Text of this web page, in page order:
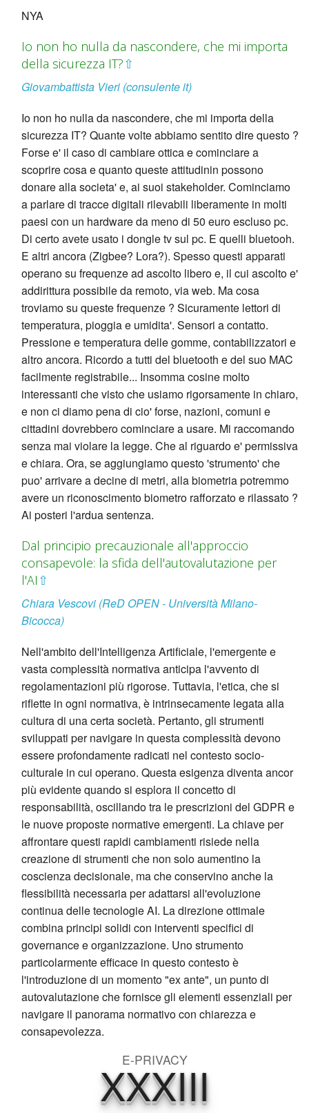
NYA
Io non ho nulla da nascondere, che mi importa
della sicurezza IT?⇧
Giovambattista Vieri (consulente it)
Io non ho nulla da nascondere, che mi importa della
sicurezza IT? Quante volte abbiamo sentito dire questo ?
Forse e' il caso di cambiare ottica e cominciare a
scoprire cosa e quanto queste attitudinin possono
donare alla societa' e, ai suoi stakeholder. Cominciamo
a parlare di tracce digitali rilevabili liberamente in molti
paesi con un hardware da meno di 50 euro escluso pc.
Di certo avete usato i dongle tv sul pc. E quelli bluetooh.
E altri ancora (Zigbee? Lora?). Spesso questi apparati
operano su frequenze ad ascolto libero e, il cui ascolto e'
addirittura possibile da remoto, via web. Ma cosa
troviamo su queste frequenze ? Sicuramente lettori di
temperatura, pioggia e umidita'. Sensori a contatto.
Pressione e temperatura delle gomme, contabilizzatori e
altro ancora. Ricordo a tutti del bluetooth e del suo MAC
facilmente registrabile... Insomma cosine molto
interessanti che visto che usiamo rigorsamente in chiaro,
e non ci diamo pena di cio' forse, nazioni, comuni e
cittadini dovrebbero cominciare a usare. Mi raccomando
senza mai violare la legge. Che al riguardo e' permissiva
e chiara. Ora, se aggiungiamo questo 'strumento' che
puo' arrivare a decine di metri, alla biometria potremmo
avere un riconoscimento biometro rafforzato e rilassato ?
Ai posteri l'ardua sentenza.
Dal principio precauzionale all'approccio
consapevole: la sfida dell'autovalutazione per
l'AI ⇧
Chiara Vescovi (ReD OPEN - Università Milano-
Bicocca)
Nell'ambito dell'Intelligenza Artificiale, l'emergente e
vasta complessità normativa anticipa l'avvento di
regolamentazioni più rigorose. Tuttavia, l'etica, che si
riflette in ogni normativa, è intrinsecamente legata alla
cultura di una certa società. Pertanto, gli strumenti
sviluppati per navigare in questa complessità devono
essere profondamente radicati nel contesto socio-
culturale in cui operano. Questa esigenza diventa ancor
più evidente quando si esplora il concetto di
responsabilità, oscillando tra le prescrizioni del GDPR e
le nuove proposte normative emergenti. La chiave per
affrontare questi rapidi cambiamenti risiede nella
creazione di strumenti che non solo aumentino la
coscienza decisionale, ma che conservino anche la
flessibilità necessaria per adattarsi all'evoluzione
continua delle tecnologie AI. La direzione ottimale
combina principi solidi con interventi specifici di
governance e organizzazione. Uno strumento
particolarmente efficace in questo contesto è
l'introduzione di un momento "ex ante", un punto di
autovalutazione che fornisce gli elementi essenziali per
navigare il panorama normativo con chiarezza e
consapevolezza.
E-PRIVACY
XXXIII